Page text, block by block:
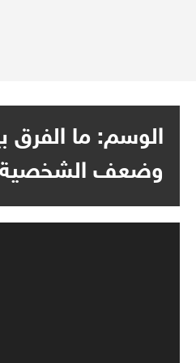
الوسم: ما الفرق
وضعف الشخصية